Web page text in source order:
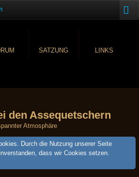
SATZUNG LINKS
den Assequetschern
Atmosphäre
Durch die Nutzung unserer Seite
dass wir Cookies setzen.